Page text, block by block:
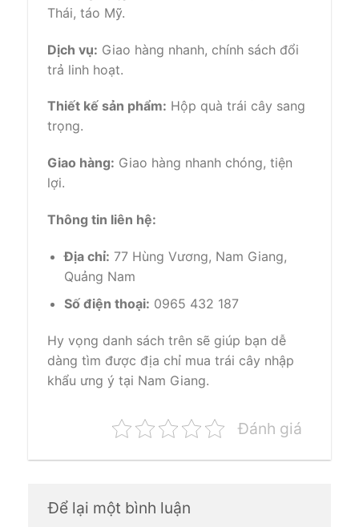
Thái, táo Mỹ.
Dịch vụ: Giao hàng nhanh, chính sách đổi
trả linh hoạt.
Thiết kế sản phẩm: Hộp quà trái cây sang
trọng.
Giao hàng: Giao hàng nhanh chóng, tiện
lợi.
Thông tin liên hệ:
Địa chỉ: 77 Hùng Vương, Nam Giang,
Quảng Nam
Số điện thoại: 0965 432 187
Hy vọng danh sách trên sẽ giúp bạn dễ
dàng tìm được địa chỉ mua trái cây nhập
khẩu ưng ý tại Nam Giang.
Đánh giá
Để lại một bình luận